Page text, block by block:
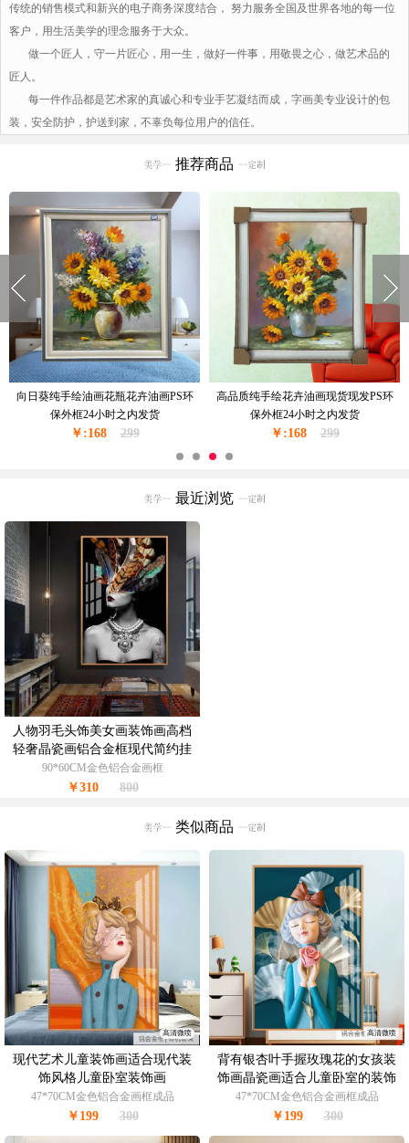
传统的销售模式和新兴的电子商务深度结合， 努力服务全国及世界各地的每一位
客户，用生活美学的理念服务于大众。
做一个匠人，守一片匠心，用一生，做好一件事，用敬畏之心，做艺术品的
匠人。
每一件作品都是艺术家的真诚心和专业手艺凝结而成，字画美专业设计的包
装，安全防护，护送到家，不辜负每位用户的信任。
推荐商品
窗台边上的花瓶花卉油画纯手绘油画
现货现发金色实木外框24小时之内发
货
￥:228 350
现货现发纯手绘花绘油画卧室挂画厚
油厚肌理油画实木外框24小时之内发
货
￥:228 350
最近浏览
人物羽毛头饰美女画装饰画高档
轻奢晶瓷画铝合金框现代简约挂
画
90*60CM金色铝合金画框
￥310 800
类似商品
高清微喷
现代艺术儿童装饰画适合现代装
饰风格儿童卧室装饰画
47*70CM金色铝合金画框成品
￥199 300
高清微喷
背有银杏叶手握玫瑰花的女孩装
饰画晶瓷画适合儿童卧室的装饰
画
47*70CM金色铝合金画框成品
￥199 300